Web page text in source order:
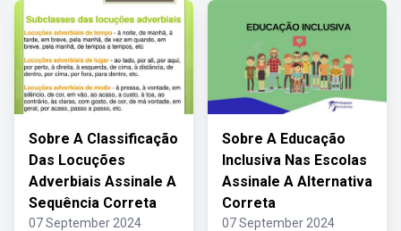
Sobre A Classificação
Das Locuções
Adverbiais Assinale A
Sequência Correta
07 September 2024
Sobre A Educação
Inclusiva Nas Escolas
Assinale A Alternativa
Correta
07 September 2024